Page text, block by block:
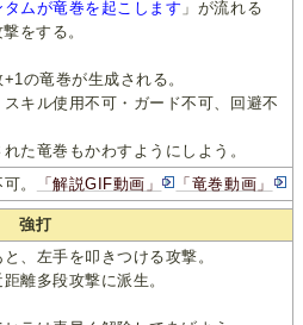
タムが竜巻を起こします 」が流れる
をする。
の竜巻が生成される。
キル使用不可・ガード不可、回避不
た竜巻もかわすようにしよう。
。 「解説GIF動画」 「竜巻動画」
強打
、左手を叩きつける攻撃。
離多段攻撃に派生。